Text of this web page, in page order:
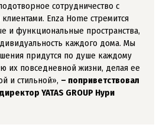
сотрудничество с
Enza Home стремится
и функциональные пространства,
каждого дома. Мы
придутся по душе каждому
их повседневной жизни, делая ее
и стильной», – поприветствовал
YATAS GROUP Нури